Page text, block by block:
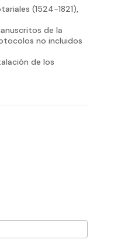
(1524-1821),
de la
no incluidos
de los